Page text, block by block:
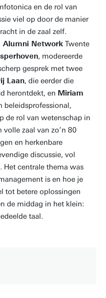
en de rol van
viel op door de manier
in de zaal zelf.
Alumni Network Twente
, modereerde
gesprek met twee
Laan, die eerder die
herontdekt, en Miriam
beleidsprofessional,
de rol van wetenschap in
zaal van zo’n 80
en herkenbare
discussie, vol
Het centrale thema was
is en hoe je
tot betere oplossingen
de middag in het klein:
taal.